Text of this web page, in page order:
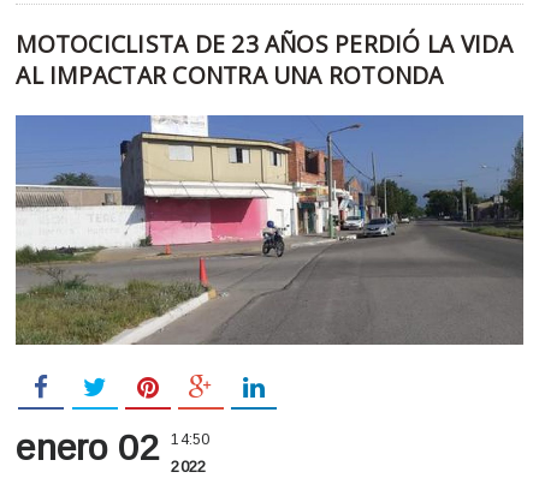
MOTOCICLISTA DE 23 AÑOS PERDIÓ LA VIDA
AL IMPACTAR CONTRA UNA ROTONDA
enero 02 14:50
2022